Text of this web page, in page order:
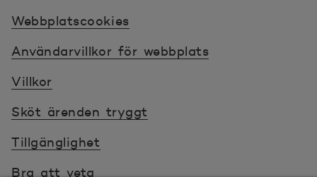
Webbplatscookies
Användarvillkor för webbplats
Villkor
Sköt ärenden tryggt
Tillgänglighet
Bra att veta